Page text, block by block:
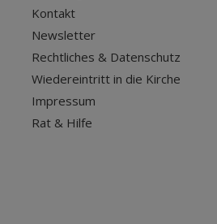
Kontakt
Newsletter
Rechtliches & Datenschutz
Wiedereintritt in die Kirche
Impressum
Rat & Hilfe